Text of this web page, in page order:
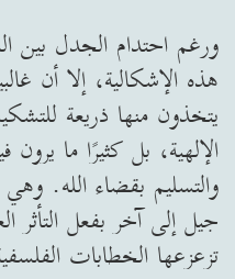
ورغم احتدام الجدل بين
هذه الإشكالية، إلا أن
يتخذون منها ذريعة
الإلهية، بل كثيرًا ما
والتسليم بقضاء الله.
جيل إلى آخر بفعل التأثر
تزعزعها الخطابات